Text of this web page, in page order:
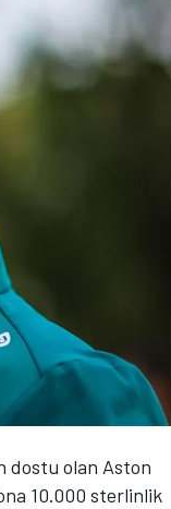
dostu olan Aston
10.000 sterlinlik